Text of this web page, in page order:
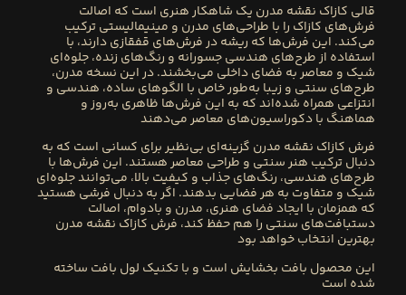
قالی کازاک نقشه مدرن یک شاهکار هنری است که اصالت
فرش‌های کازاک را با طراحی‌های مدرن و مینیمالیستی ترکیب
می‌کند. این فرش‌ها که ریشه در فرش‌های قفقازی دارند، با
استفاده از طرح‌های هندسی جسورانه و رنگ‌های زنده، جلوه‌ای
شیک و معاصر به فضای داخلی می‌بخشند. در این نسخه مدرن،
طرح‌های سنتی و زیبا به‌طور خاص با الگوهای ساده، هندسی و
انتزاعی همراه شده‌اند که به این فرش‌ها ظاهری به‌روز و
هماهنگ با دکوراسیون‌های معاصر می‌دهند
فرش کازاک نقشه مدرن گزینه‌ای بی‌نظیر برای کسانی است که به
دنبال ترکیب هنر سنتی و طراحی معاصر هستند. این فرش‌ها با
طرح‌های هندسی، رنگ‌های جذاب و کیفیت بالا، می‌توانند جلوه‌ای
شیک و متفاوت به هر فضایی بدهند. اگر به دنبال فرشی هستید
که همزمان با ایجاد فضای هنری، مدرن و بادوام، اصالت
دستبافت‌های سنتی را هم حفظ کند، فرش کازاک نقشه مدرن
بهترین انتخاب خواهد بود
این محصول بافت بخشایش است و باتکنیک لول بافت ساخته
شده است